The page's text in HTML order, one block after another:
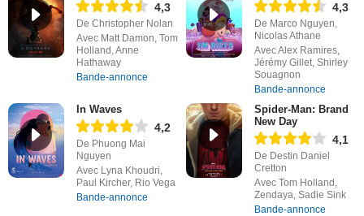
4,3
De Christopher Nolan
Avec Matt Damon, Tom
Holland, Anne
Hathaway
Bande-annonce
4,3
De Marco Nguyen,
Nicolas Athane
Avec Alex Ramires,
Jérémy Gillet, Shirley
Souagnon
Bande-annonce
In Waves
4,2
De Phuong Mai
Nguyen
Avec Lyna Khoudri,
Paul Kircher, Rio Vega
Bande-annonce
Spider-Man: Brand
New Day
4,1
De Destin Daniel
Cretton
Avec Tom Holland,
Zendaya, Sadie Sink
Bande-annonce